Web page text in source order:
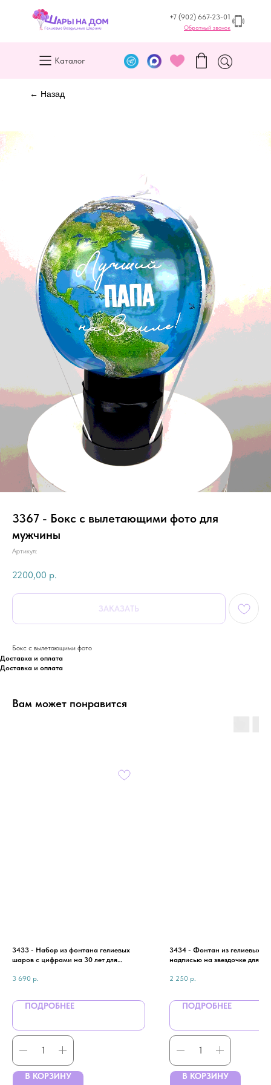
+7 (902) 667-23-01
Обратный звонок
Каталог
← Назад
3367 - Бокс с вылетающими фото для
мужчины
Артикул:
2200,00 р.
ЗАКАЗАТЬ
Бокс с вылетающими фото
Доставка и оплата
Доставка и оплата
Вам может понравится
3433 - Набор из фонтана гелиевых
шаров с цифрами на 30 лет для
3 690 р.
ПОДРОБНЕЕ
В КОРЗИНУ
3434 - Фонтан из гелиевых
надписью на звездочке для
2 250 р.
ПОДРОБНЕЕ
В КОРЗИНУ